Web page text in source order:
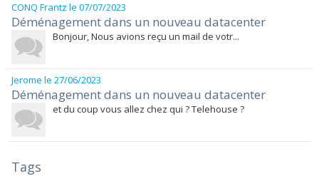
CONQ Frantz le 07/07/2023
Déménagement dans un nouveau datacenter
Bonjour, Nous avions reçu un mail de votr...
Jerome le 27/06/2023
Déménagement dans un nouveau datacenter
et du coup vous allez chez qui ? Telehouse ?
Tags